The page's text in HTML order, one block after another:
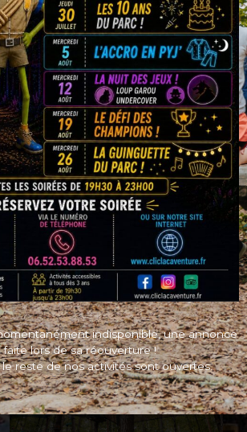
LES TETARDS
BILLETTERIE
indisponible, une annonce
faite lors de sa réouverture !
reste de nos activités sont ouvertes.